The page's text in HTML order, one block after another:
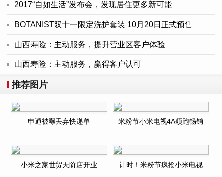
2017“自如生活”发布会，发现居住更多新可能
BOTANIST双十一限定洗护套装 10月20日正式预售
山西寿险：主动服务，提升营业区客户体验
山西寿险：主动服务，赢得客户认可
推荐图片
申通被曝丢弃快递单 米粉节小米电视4A领跑畅销
小米之家世贸天阶店开业 计时！米粉节疯抢小米电视